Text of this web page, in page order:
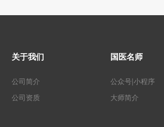
关于我们
公司简介
公司资质
国医名师
公众号|小程序
大师简介